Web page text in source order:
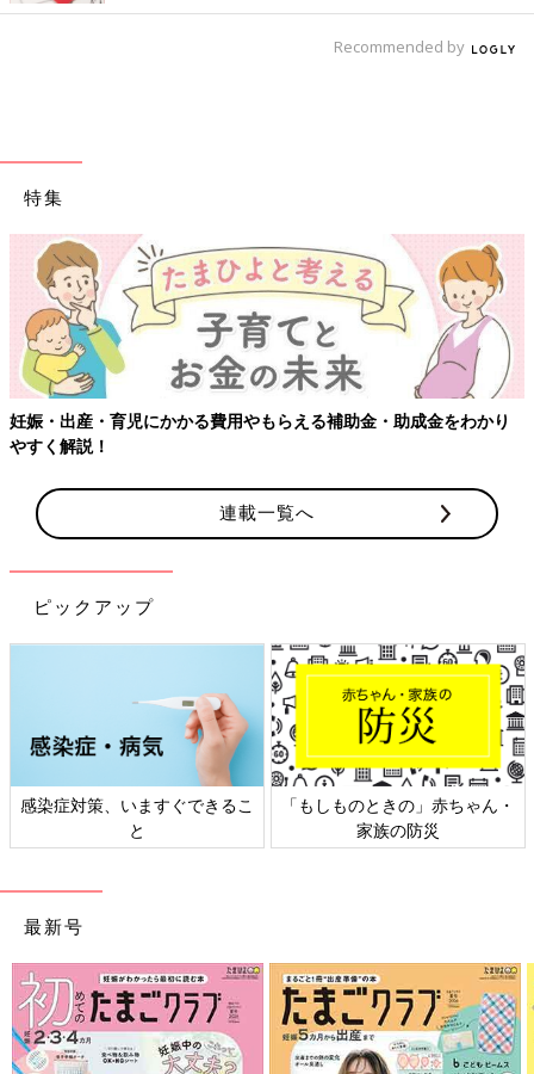
Recommended by
特集
妊娠・出産・育児にかかる費用やもらえる補助金・助成金をわかり
やすく解説！
連載一覧へ
ピックアップ
感染症対策、いますぐできるこ
と
「もしものときの」赤ちゃん・
家族の防災
最新号